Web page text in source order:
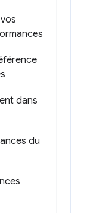
dans
du